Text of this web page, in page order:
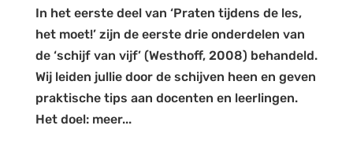
In het eerste deel van ‘Praten tijdens de les,
het moet!’ zijn de eerste drie onderdelen van
de ‘schijf van vijf’ (Westhoff, 2008) behandeld.
Wij leiden jullie door de schijven heen en geven
praktische tips aan docenten en leerlingen.
Het doel: meer...